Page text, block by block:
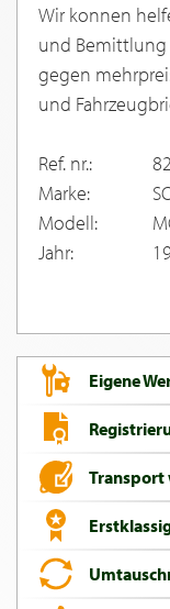
Wir konnen
und Bemittlung
gegen
und
Ref. nr.:
Marke:
Modell:
Jahr:
Eigene
Transport